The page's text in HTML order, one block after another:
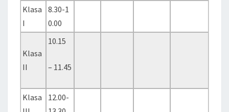
Klasa
I
8.30-1
0.00
Klasa
II
10.15
– 11.45
Klasa
12.00-